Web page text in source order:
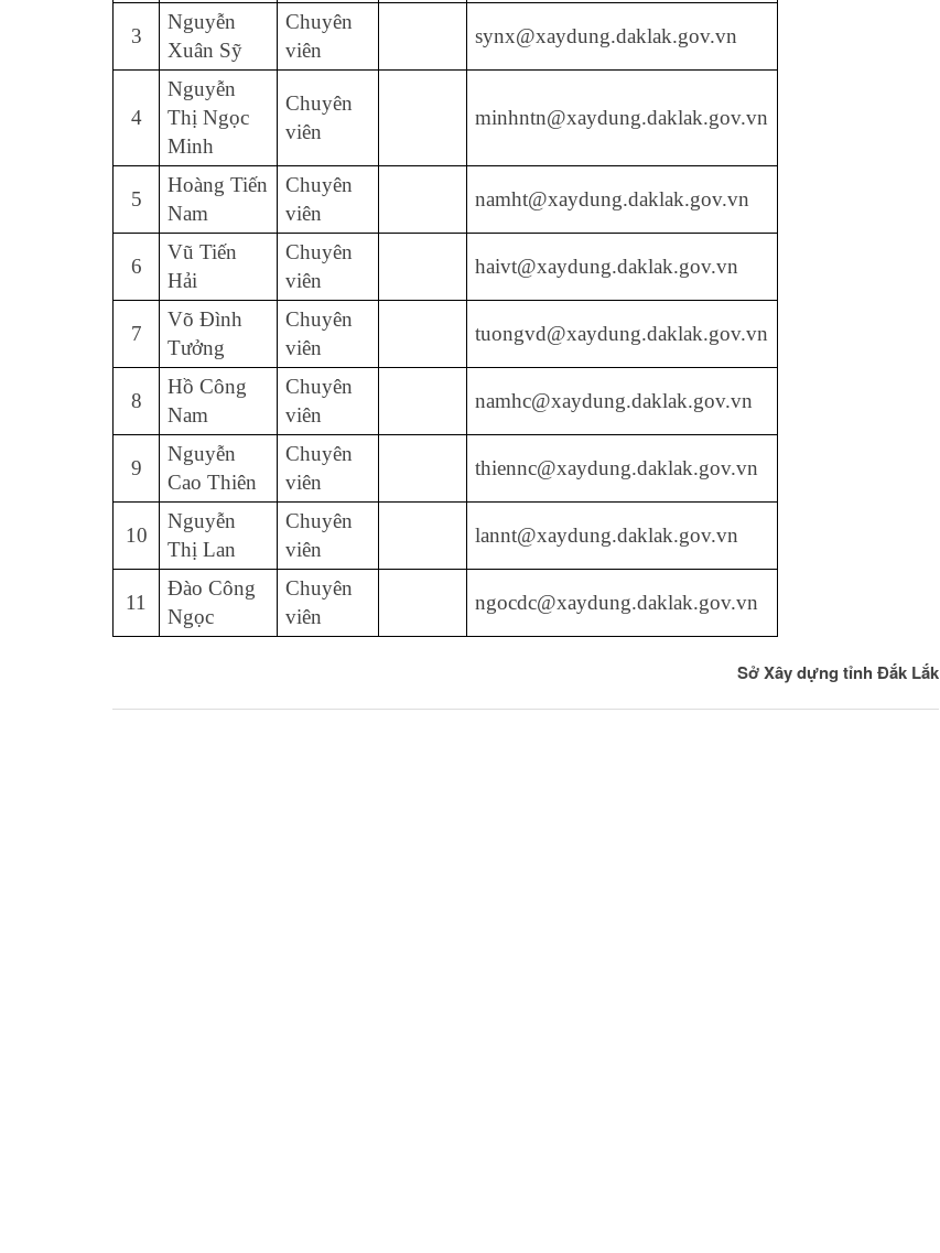
3
Nguyễn
Xuân Sỹ
Chuyên
viên
synx@xaydung.daklak.gov.vn
4
Nguyễn
Thị Ngọc
Minh
Chuyên
viên
minhntn@xaydung.daklak.gov.vn
5
Hoàng Tiến
Nam
Chuyên
viên
namht@xaydung.daklak.gov.vn
6
Vũ Tiến
Hải
Chuyên
viên
haivt@xaydung.daklak.gov.vn
7
Võ Đình
Tưởng
Chuyên
viên
tuongvd@xaydung.daklak.gov.vn
8
Hồ Công
Nam
Chuyên
viên
namhc@xaydung.daklak.gov.vn
9
Nguyễn
Cao Thiên
Chuyên
viên
thiennc@xaydung.daklak.gov.vn
10
Nguyễn
Thị Lan
Chuyên
viên
lannt@xaydung.daklak.gov.vn
11
Đào Công
Ngọc
Chuyên
viên
ngocdc@xaydung.daklak.gov.vn
Sở Xây dựng tỉnh Đắk Lắk